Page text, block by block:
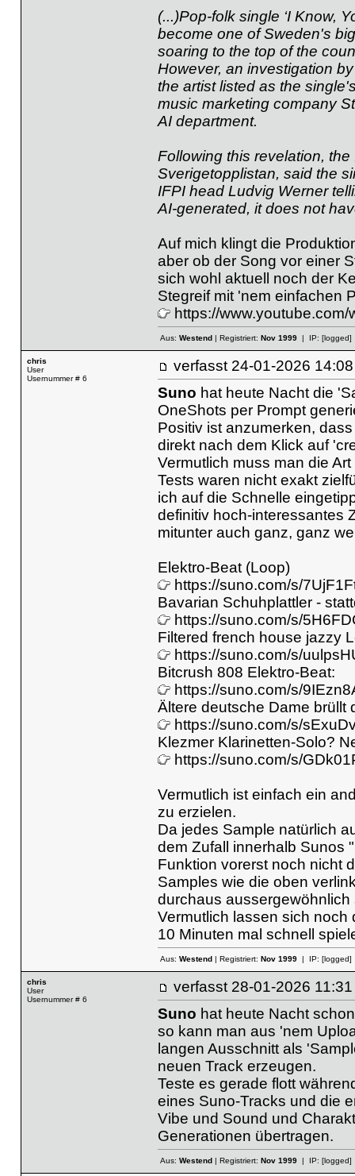
(...)Pop-folk single ‘I Know,
become one of Sweden's
soaring to the top of the
However, an investigation
the artist listed as the
music marketing company
AI department.
Following this revelation,
Sverigetopplistan, said the
IFPI head Ludvig Werner
AI-generated, it does not
Auf mich klingt die
aber ob der Song vor einer
sich wohl aktuell noch der
Stegreif mit 'nem einfachen
https://
Aus: Westend| Registriert: Nov 1999| IP: [logged]
chris
User
Usernummer # 6
verfasst 24-01-2026
Suno hat heute Nacht die
OneShots per Prompt
Positiv ist anzumerken,
direkt nach dem Klick auf
Vermutlich muss man die
Tests waren nicht exakt
ich auf die Schnelle
definitiv hoch-interessantes
mitunter auch ganz, ganz
Elektro-Beat (Loop)
https://suno.com/s/
Bavarian Schuhplattler -
https://suno.com/s/
Filtered french house jazzy
https://suno.com/s/
Bitcrush 808 Elektro-Beat:
https://suno.com/s/
Ältere deutsche Dame brüllt
https://suno.com/s/
Klezmer Klarinetten-Solo?
https://suno.com/s/
Vermutlich ist einfach ein
zu erzielen.
Da jedes Sample natürlich
dem Zufall innerhalb Sunos
Funktion vorerst noch nicht
Samples wie die oben
durchaus aussergewöhnlich
Vermutlich lassen sich noch
10 Minuten mal schnell
Aus: Westend| Registriert: Nov 1999| IP: [logged]
chris
User
Usernummer # 6
verfasst 28-01-2026
Suno hat heute Nacht
so kann man aus 'nem
langen Ausschnitt als
neuen Track erzeugen.
Teste es gerade flott
eines Suno-Tracks und die
Vibe und Sound und
Generationen übertragen.
Aus: Westend| Registriert: Nov 1999| IP: [logged]